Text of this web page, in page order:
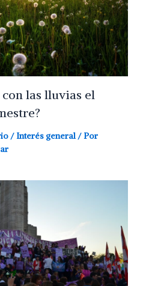
con las lluvias el
/ Interés general/ Por